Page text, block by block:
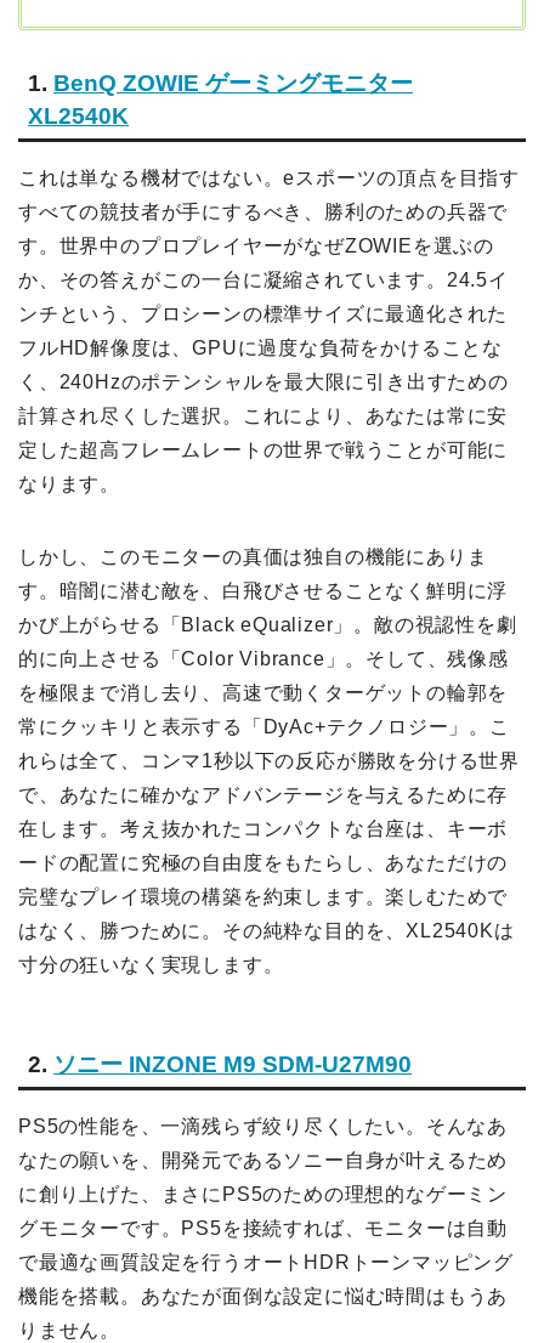
1. BenQ ZOWIE ゲーミングモニター
XL2540K
これは単なる機材ではない。eスポーツの頂点を目指す
すべての競技者が手にするべき、勝利のための兵器で
す。世界中のプロプレイヤーがなぜZOWIEを選ぶの
か、その答えがこの一台に凝縮されています。24.5イ
ンチという、プロシーンの標準サイズに最適化された
フルHD解像度は、GPUに過度な負荷をかけることな
く、240Hzのポテンシャルを最大限に引き出すための
計算され尽くした選択。これにより、あなたは常に安
定した超高フレームレートの世界で戦うことが可能に
なります。
しかし、このモニターの真価は独自の機能にありま
す。暗闇に潜む敵を、白飛びさせることなく鮮明に浮
かび上がらせる「Black eQualizer」。敵の視認性を劇
的に向上させる「Color Vibrance」。そして、残像感
を極限まで消し去り、高速で動くターゲットの輪郭を
常にクッキリと表示する「DyAc+テクノロジー」。こ
れらは全て、コンマ1秒以下の反応が勝敗を分ける世界
で、あなたに確かなアドバンテージを与えるために存
在します。考え抜かれたコンパクトな台座は、キーボ
ードの配置に究極の自由度をもたらし、あなただけの
完璧なプレイ環境の構築を約束します。楽しむためで
はなく、勝つために。その純粋な目的を、XL2540Kは
寸分の狂いなく実現します。
2. ソニー INZONE M9 SDM-U27M90
PS5の性能を、一滴残らず絞り尽くしたい。そんなあ
なたの願いを、開発元であるソニー自身が叶えるため
に創り上げた、まさにPS5のための理想的なゲーミン
グモニターです。PS5を接続すれば、モニターは自動
で最適な画質設定を行うオートHDRトーンマッピング
機能を搭載。あなたが面倒な設定に悩む時間はもうあ
りません。